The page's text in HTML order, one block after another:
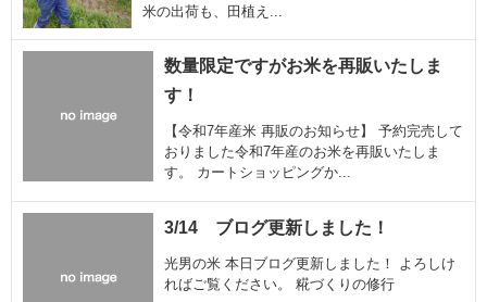
米の出荷も、田植え...
数量限定ですがお米を再販いたしま
す！
【令和7年産米 再販のお知らせ】 予約完売して
おりました令和7年産のお米を再販いたしま
す。 カートショッピングか...
3/14 ブログ更新しました！
光男の米 本日ブログ更新しました！ よろしけ
ればご覧ください。 糀づくりの修行